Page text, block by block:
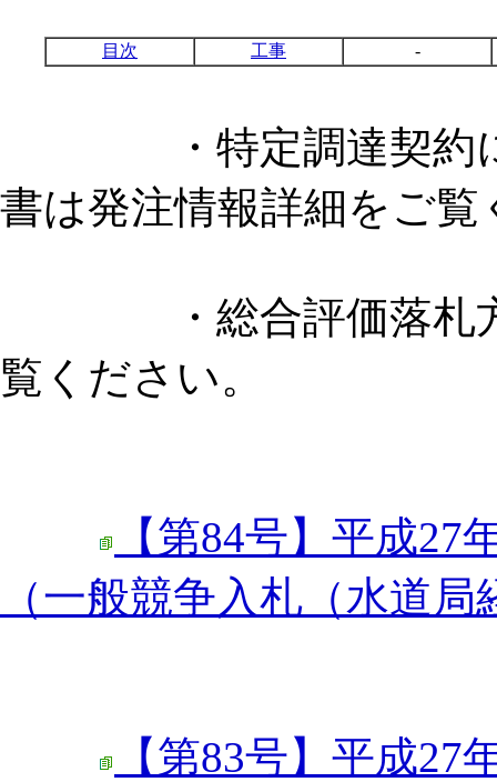
目次 工事 -
・特定調達契約に
書は発注情報詳細をご覧
・総合評価落札方
覧ください。
【第84号】平成
（一般競争入札（水道
【第83号】平成